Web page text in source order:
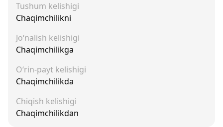
Tushum kelishigi
Chaqimchilikni
Jo‘nalish kelishigi
Chaqimchilikga
O‘rin-payt kelishigi
Chaqimchilikda
Chiqish kelishigi
Chaqimchilikdan